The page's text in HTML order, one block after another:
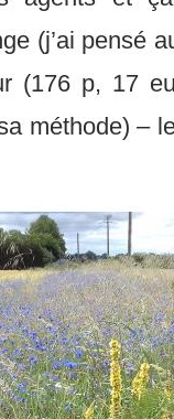
(j’ai pensé
(176 p, 17
méthode) –